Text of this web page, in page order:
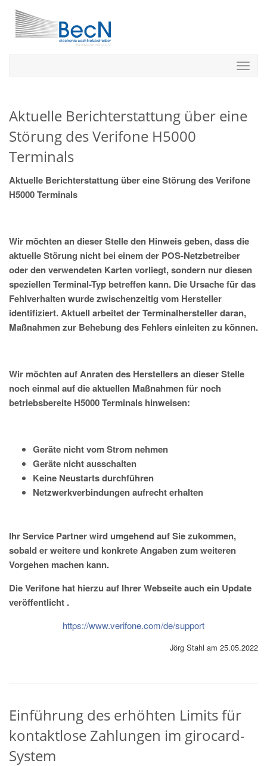
Aktuelle Berichterstattung über eine
Störung des Verifone H5000
Terminals
Aktuelle Berichterstattung über eine Störung des Verifone
H5000 Terminals
Wir möchten an dieser Stelle den Hinweis geben, dass die
aktuelle Störung nicht bei einem der POS-Netzbetreiber
oder den verwendeten Karten vorliegt, sondern nur diesen
speziellen Terminal-Typ betreffen kann. Die Ursache für das
Fehlverhalten wurde zwischenzeitig vom Hersteller
identifiziert. Aktuell arbeitet der Terminalhersteller daran,
Maßnahmen zur Behebung des Fehlers einleiten zu können.
Wir möchten auf Anraten des Herstellers an dieser Stelle
noch einmal auf die aktuellen Maßnahmen für noch
betriebsbereite H5000 Terminals hinweisen:
Geräte nicht vom Strom nehmen
Geräte nicht ausschalten
Keine Neustarts durchführen
Netzwerkverbindungen aufrecht erhalten
Ihr Service Partner wird umgehend auf Sie zukommen,
sobald er weitere und konkrete Angaben zum weiteren
Vorgehen machen kann.
Die Verifone hat hierzu auf Ihrer Webseite auch ein Update
veröffentlicht .
https://www.verifone.com/de/support
Jörg Stahl am 25.05.2022
Einführung des erhöhten Limits für
kontaktlose Zahlungen im girocard-
System